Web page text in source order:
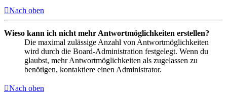
Nach oben
Wieso kann ich nicht mehr Antwortmöglichkeiten erstellen?
Die maximal zulässige Anzahl von Antwortmöglichkeiten
wird durch die Board-Administration festgelegt. Wenn du
glaubst, mehr Antwortmöglichkeiten als zugelassen zu
benötigen, kontaktiere einen Administrator.
Nach oben